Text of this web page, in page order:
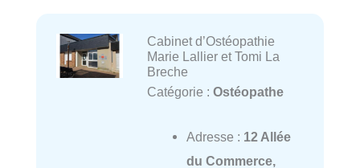
Cabinet d’Ostéopathie
Marie Lallier et Tomi La
Breche
Catégorie : Ostéopathe
Adresse : 12 Allée
du Commerce,